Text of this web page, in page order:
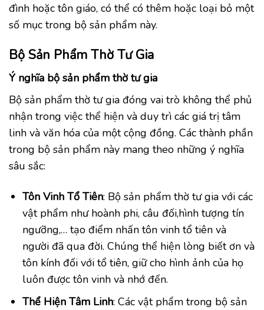
đình hoặc tôn giáo, có thể có thêm hoặc loại bỏ một
số mục trong bộ sản phẩm này.
Bộ Sản Phẩm Thờ Tư Gia
Ý nghĩa bộ sản phẩm thờ tư gia
Bộ sản phẩm thờ tư gia đóng vai trò không thể phủ
nhận trong việc thể hiện và duy trì các giá trị tâm
linh và văn hóa của một cộng đồng. Các thành phần
trong bộ sản phẩm này mang theo những ý nghĩa
sâu sắc:
Tôn Vinh Tổ Tiên: Bộ sản phẩm thờ tư gia với các
vật phẩm như hoành phi, câu đối,hình tượng tín
ngưỡng,… tạo điểm nhấn tôn vinh tổ tiên và
người đã qua đời. Chúng thể hiện lòng biết ơn và
tôn kính đối với tổ tiên, giữ cho hình ảnh của họ
luôn được tôn vinh và nhớ đến.
Thể Hiện Tâm Linh: Các vật phẩm trong bộ sản